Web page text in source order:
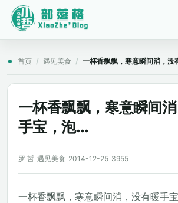
首页 / 遇见美食 / 一杯香飘飘，寒意瞬间消，没
一杯香飘飘，寒意瞬间
手宝，泡...
罗 哲 遇见美食 2014-12-25 3955
一杯香飘飘，寒意瞬间消，没有暖手